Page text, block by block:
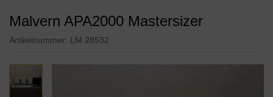
Malvern APA2000 Mastersizer
Artikelnummer: LM 28532